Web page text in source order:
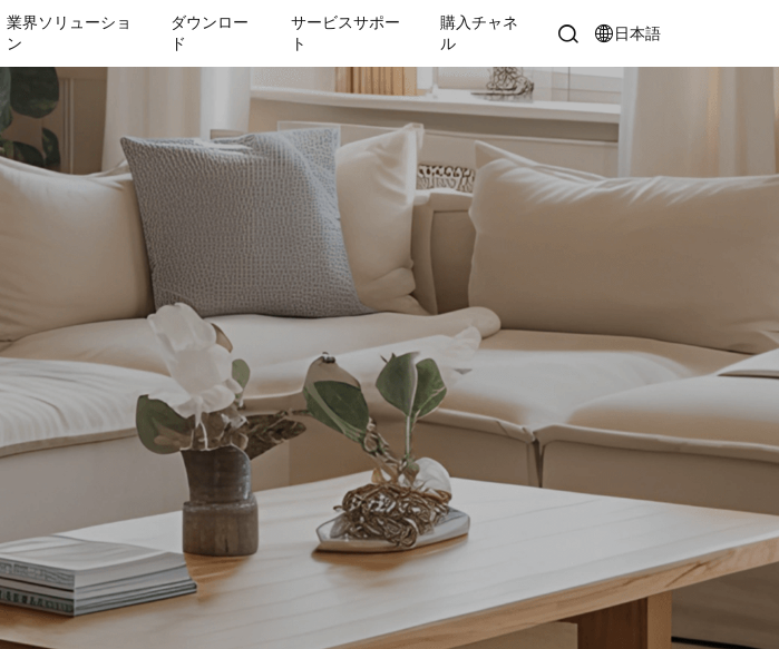
業界ソリューショ
ン
ダウンロー
ド
サービスサポー
ト
購入チャネ
ル
日本語